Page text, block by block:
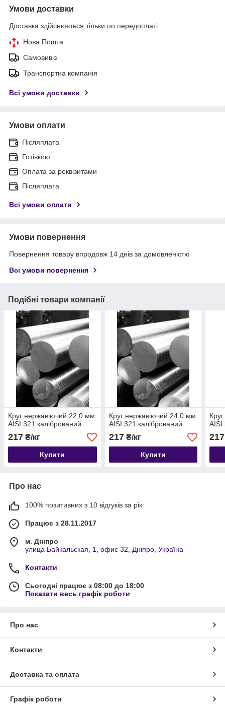
Умови доставки
Доставка здійснюється тільки по передоплаті.
Нова Пошта
Самовивіз
Транспортна компанія
Всі умови доставки
Умови оплати
Післяплата
Готівкою
Оплата за реквізитами
Післяплата
Всі умови оплати
Умови повернення
Повернення товару впродовж 14 днів за домовленістю
Всі умови повернення
Подібні товари компанії
Круг нержавіючий 22,0 мм
AISI 321 калібрований
217 ₴/кг
Купити
Круг нержавіючий 24,0 мм
AISI 321 калібрований
217₴/кг
Купити
AISI
217
Про нас
100% позитивних з 10 відгуків за рік
Працює з 28.11.2017
м. Дніпро
улица Байкальская, 1, офис 32, Дніпро, Україна
Контакти
Сьогодні працює з 08:00 до 18:00
Показати весь графік роботи
Про нас
Контакти
Доставка та оплата
Графік роботи